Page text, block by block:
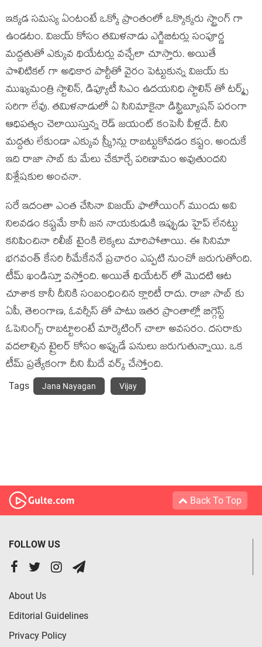
ఇక్కడ సమస్య ఏంటంటే ఒక్కో ప్రాంతంలో ఒక్కొక్కరు స్ట్రాంగ్ గా
ఉండటం. విజయ్ కోసం తమిళనాడు ఎగ్జిబిటర్లు సంపూర్ణ
మద్దతుతో ఎక్కువ థియేటర్లు వచ్చేలా చూస్తారు. అయితే
పొలిటికల్ గా అధికార పార్టీతో వైరం పెట్టుకున్న విజయ్ కు
ముఖ్యమంత్రి స్టాలిన్, డిప్యూటీ సిఎం ఉదయనిధి స్టాలిన్ తో టర్మ్స్
సరిగా లేవు. తమిళనాడులో ఏ సినిమాకైనా డిస్ట్రిబ్యూషన్ పరంగా
ఆధిపత్యం చెలాయిస్తున్న రెడ్ జయంట్ కంపెనీ వీళ్లదే. దీని
మద్దతు లేకుండా ఎక్కువ స్క్రీన్లు రాబట్టుకోవడం కష్టం. అందుకే
ఇది రాజా సాబ్ కు మేలు చేకూర్చే పరిణామం అవుతుందని
విశ్లేషకుల అంచనా.
సరే ఇదంతా ఎంత చేసినా విజయ్ ఫాలోయింగ్ ముందు అవి
నిలవడం కష్టమే కానీ జన నాయకుడుకి ఇప్పుడు హైప్ లేనట్టు
కనిపించినా రిలీజ్ టైంకి లెక్కలు మారిపోతాయి. ఈ సినిమా
భగవంత్ కేసరి రీమేకేననే ప్రచారం ఎప్పటి నుంచో జరుగుతోంది.
టీమ్ ఖండిస్తూ వస్తోంది. అయితే థియేటర్ లో మొదటి ఆట
చూశాక కానీ దీనికి సంబంధించిన క్లారిటీ రాదు. రాజా సాబ్ కు
ఏపీ, తెలంగాణ, ఓవర్సీస్ తో పాటు ఇతర ప్రాంతాల్లో బిగ్గెస్ట్
ఓపెనింగ్స్ రాబట్టాలంటే మార్కెటింగ్ చాలా అవసరం. దసరాకు
వదలాల్సిన ట్రైలర్ కోసం అప్పుడే పనులు జరుగుతున్నాయి. ఒక
టీమ్ ప్రత్యేకంగా దీని మీదే వర్క్ చేస్తోంది.
Tags Jana Nayagan Vijay
Back To Top
FOLLOW US
About Us
Editorial Guidelines
Privacy Policy